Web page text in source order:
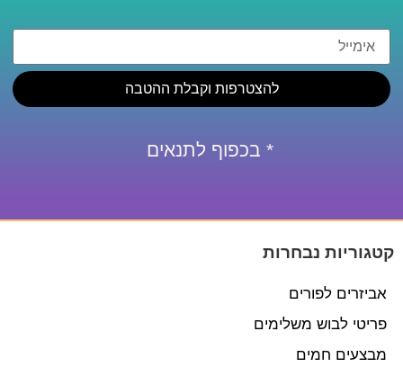
להצטרפות וקבלת ההטבה
* בכפוף לתנאים
קטגוריות נבחרות
אביזרים לפורים
פריטי לבוש משלימים
מבצעים חמים